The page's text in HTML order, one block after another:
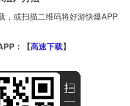
，或扫描二维码将好游快爆APP
：【高速下载】